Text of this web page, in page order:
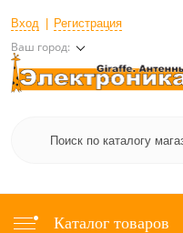
Вход Регистрация
Ваш город:
Каталог товаров